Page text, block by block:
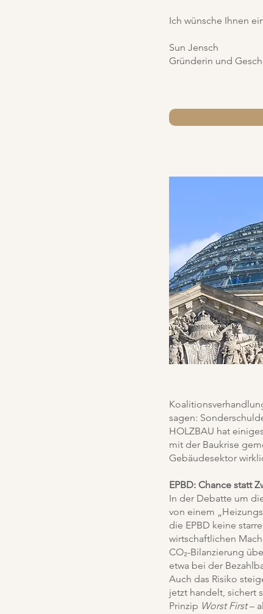
Ich wünsche Ihnen
Sun Jensch
Gründerin und
sagen:
HOLZBAU hat
mit der Baukrise
Gebäudesektor
EPBD: Chance statt
In der Debatte um
von einem
die EPBD keine
wirtschaftlichen
CO₂-Bilanzierung
etwa bei der
Auch das Risiko
jetzt handelt, sichert
Prinzip Worst First–